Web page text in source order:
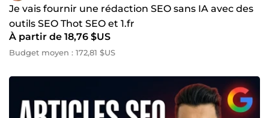
Je vais fournir une rédaction SEO sans IA avec des
outils SEO Thot SEO et 1.fr
À partir de 18,76 $US
Budget moyen : 172,81 $US